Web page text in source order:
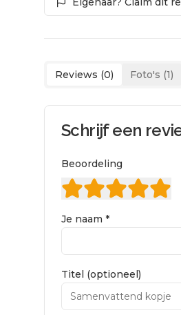
Reviews (0) Foto's (1)
Schrijf een
Beoordeling
Je naam *
Titel (optioneel)